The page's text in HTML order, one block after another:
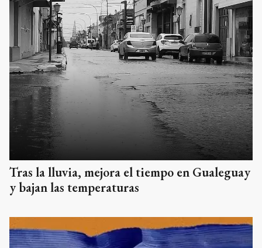
Tras la lluvia, mejora el tiempo en Gualeguay
y bajan las temperaturas